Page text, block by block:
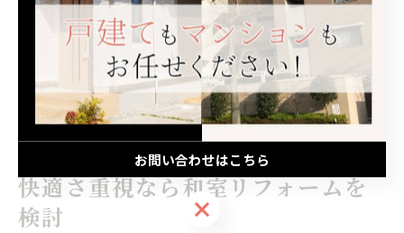
リフォームにはコストや工期、生活への影響など注意点
もありますが、信頼できる会社に相談することで不安を
解消し、満足のいく和室を実現できます。施工事例を活
用し、納得のいくリフォームを進めましょう。
快適さ重視なら和室リフォームを
検討
お問い合わせはこちら
お問い合わせはこちら